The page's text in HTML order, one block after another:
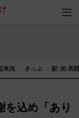
車両 きっぷ 駅･街 再
を込め「あり